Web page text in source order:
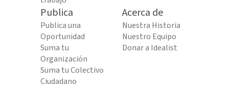
Publica
Publica una
Oportunidad
Suma tu
Organización
Suma tu Colectivo
Ciudadano
Acerca de
Nuestra Historia
Nuestro Equipo
Donar a Idealist